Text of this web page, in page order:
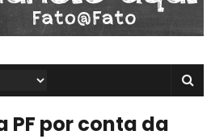
PF por conta da